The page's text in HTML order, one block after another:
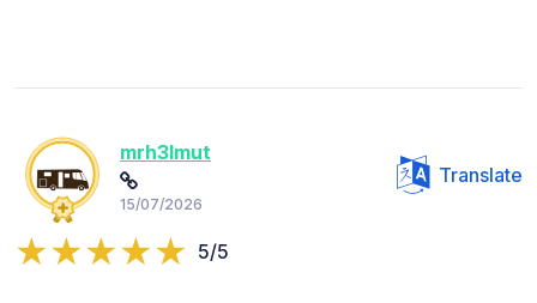
mrh3lmut
15/07/2026
Translate
5/5